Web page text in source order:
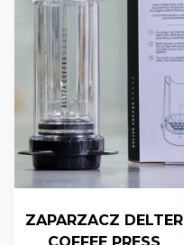
ZAPARZACZ DELTER
COFFEE PRESS